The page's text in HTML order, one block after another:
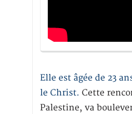
Elle est âgée de 23
le Christ. Cette
Palestine, va